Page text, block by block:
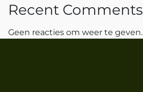
Recent Comments
Geen reacties om weer te geven.